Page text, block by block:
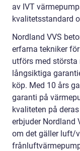
av IVT
kvalitetsstandard
Nordland VVS
erfarna tekniker
utförs med största
långsiktiga
köp. Med 10 års
garanti på
kvaliteten på
erbjuder Nordland
om det gäller luft/